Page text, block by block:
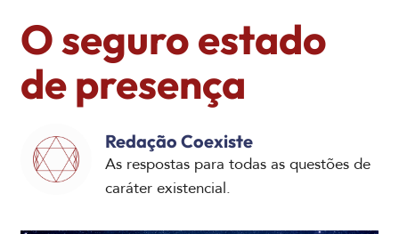
O seguro estado
de presença
Redação Coexiste
As respostas para todas as questões de
caráter existencial.